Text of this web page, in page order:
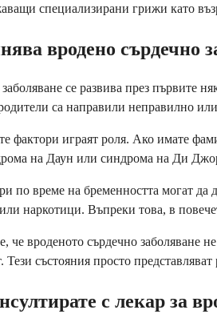
специализирани грижи като
вродено сърдечно
се развива през първите
са направили неправилно или
фактори играят роля. Ако имате
на Даун или синдрома на Ди
по време на бременността могат
наркотици. Въпреки това, в
че вроденото сърдечно заболяване
Тези състояния просто
с лекар за